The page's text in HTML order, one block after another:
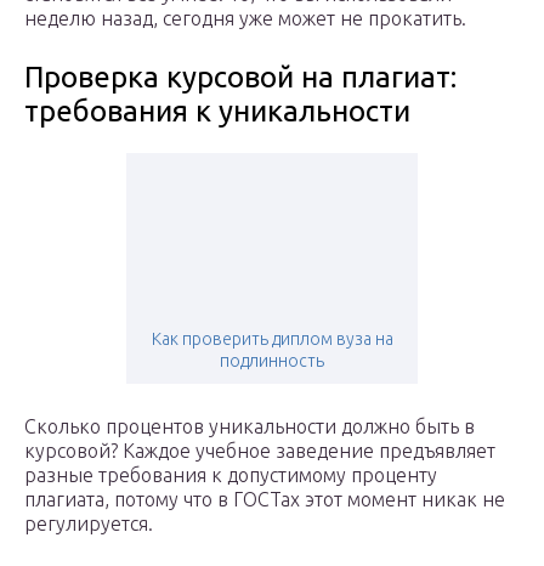
неделю назад, сегодня уже может не прокатить.
Проверка курсовой на плагиат:
требования к уникальности
Как проверить диплом вуза на
подлинность
Сколько процентов уникальности должно быть в
курсовой? Каждое учебное заведение предъявляет
разные требования к допустимому проценту
плагиата, потому что в ГОСТах этот момент никак не
регулируется.